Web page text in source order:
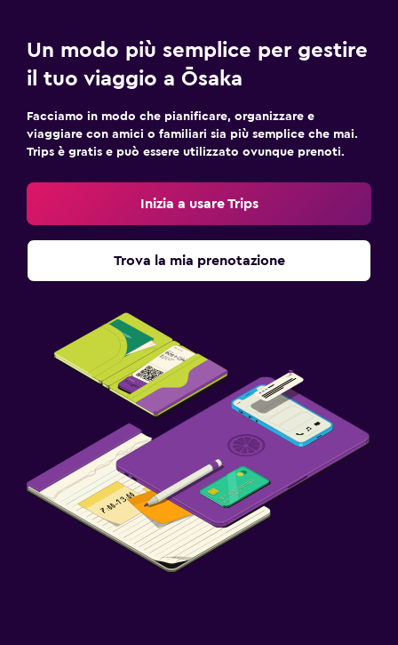
Un modo più semplice per gestire
il tuo viaggio a Ōsaka
Facciamo in modo che pianificare, organizzare e
viaggiare con amici o familiari sia più semplice che mai.
Trips è gratis e può essere utilizzato ovunque prenoti.
Inizia a usare Trips
Trova la mia prenotazione